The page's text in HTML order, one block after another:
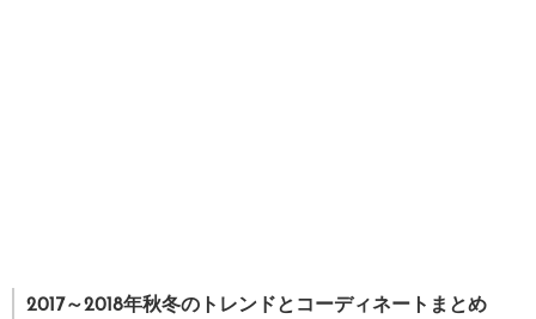
2017～2018年秋冬のトレンドとコーディネートまとめ